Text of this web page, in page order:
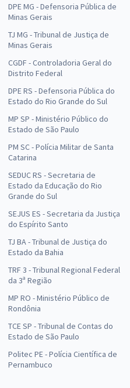
DPE MG - Defensoria Pública de
Minas Gerais
TJ MG - Tribunal de Justiça de
Minas Gerais
CGDF - Controladoria Geral do
Distrito Federal
DPE RS - Defensoria Pública do
Estado do Rio Grande do Sul
MP SP - Ministério Público do
Estado de São Paulo
PM SC - Polícia Militar de Santa
Catarina
SEDUC RS - Secretaria de
Estado da Educação do Rio
Grande do Sul
SEJUS ES - Secretaria da Justiça
do Espírito Santo
TJ BA - Tribunal de Justiça do
Estado da Bahia
TRF 3 - Tribunal Regional Federal
da 3ª Região
MP RO - Ministério Público de
Rondônia
TCE SP - Tribunal de Contas do
Estado de São Paulo
Politec PE - Polícia Científica de
Pernambuco